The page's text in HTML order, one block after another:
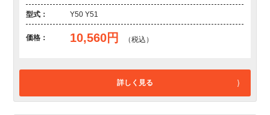
型式： Y50 Y51
価格： 10,560円 （税込）
詳しく見る